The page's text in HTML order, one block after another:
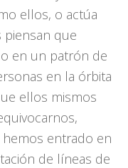
ellos, o actúa
que
en un patrón de
en la órbita
ellos mismos
entrado en
de líneas de